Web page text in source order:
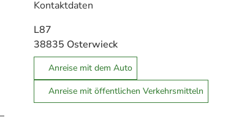
Kontaktdaten
L87
38835 Osterwieck
Anreise mit dem Auto
Anreise mit öffentlichen Verkehrsmitteln